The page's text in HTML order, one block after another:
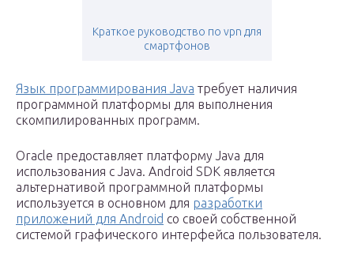
Краткое руководство по vpn для
смартфонов
Язык программирования Java требует наличия
программной платформы для выполнения
скомпилированных программ.
Oracle предоставляет платформу Java для
использования с Java. Android SDK является
альтернативой программной платформы
используется в основном для разработки
приложений для Android со своей собственной
системой графического интерфейса пользователя.